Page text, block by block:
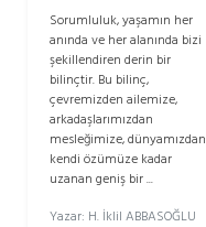
Sorumluluk, yaşamın her
anında ve her alanında bizi
şekillendiren derin bir
bilinçtir. Bu bilinç,
çevremizden ailemize,
arkadaşlarımızdan
mesleğimize, dünyamızdan
kendi özümüze kadar
uzanan geniş bir ...
Yazar: H. İklil ABBASOĞLU